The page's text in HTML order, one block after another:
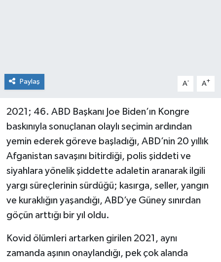
Paylaş A- A+
2021; 46. ABD Başkanı Joe Biden’ın Kongre
baskınıyla sonuçlanan olaylı seçimin ardından
yemin ederek göreve başladığı, ABD’nin 20 yıllık
Afganistan savaşını bitirdiği, polis şiddeti ve
siyahlara yönelik şiddette adaletin aranarak ilgili
yargı süreçlerinin sürdüğü; kasırga, seller, yangın
ve kuraklığın yaşandığı, ABD’ye Güney sınırdan
göçün arttığı bir yıl oldu.
Kovid ölümleri artarken girilen 2021, aynı
zamanda aşının onaylandığı, pek çok alanda